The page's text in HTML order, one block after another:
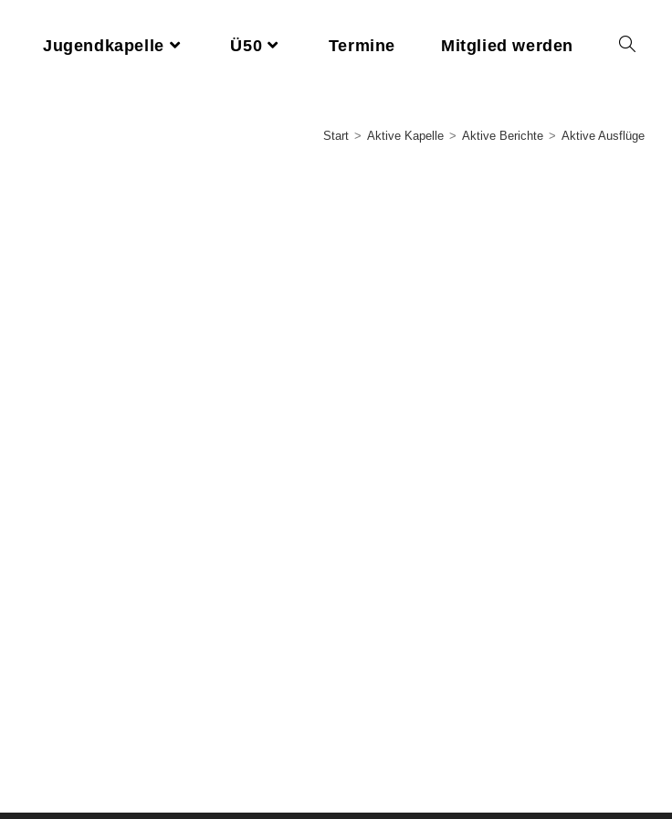
Jugendkapelle Ü50 Termine Mitglied werden
Start > Aktive Kapelle > Aktive Berichte > Aktive Ausflüge